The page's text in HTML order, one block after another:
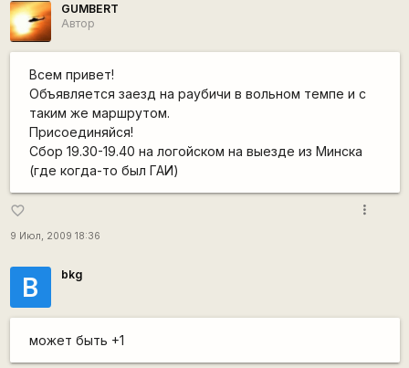
GUMBERT
Автор
Всем привет!
Объявляется заезд на раубичи в вольном темпе и с
таким же маршрутом.
Присоединяйся!
Сбор 19.30-19.40 на логойском на выезде из Минска
(где когда-то был ГАИ)
favorite_border
9 Июл, 2009 18:36
more_vert
B bkg
может быть +1